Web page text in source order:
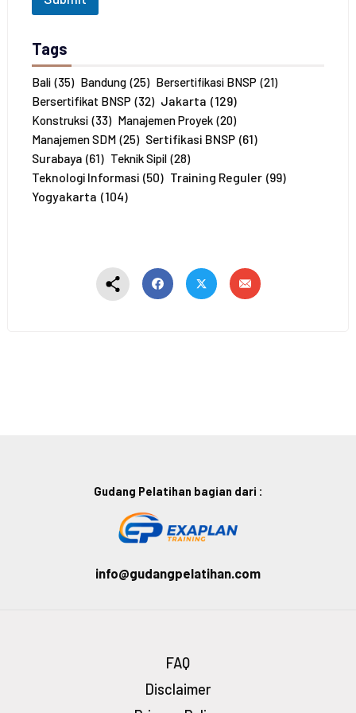
e
s
e
r
t
a
*
Tags
Bali (35) Bandung (25) Bersertifikasi BNSP (21)
Bersertifikat BNSP (32) Jakarta (129)
Konstruksi (33) Manajemen Proyek (20)
Manajemen SDM (25) Sertifikasi BNSP (61)
Surabaya (61) Teknik Sipil (28)
Teknologi Informasi (50) Training Reguler (99)
Yogyakarta (104)
Gudang Pelatihan bagian dari :
info@gudangpelatihan.com
FAQ
Disclaimer